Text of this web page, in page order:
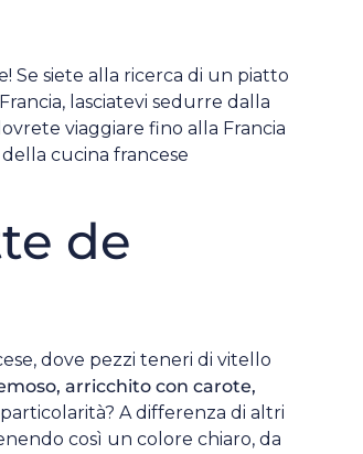
Se siete alla ricerca di un piatto
lasciatevi sedurre dalla
viaggiare fino alla Francia
cucina francese
de
dove pezzi teneri di vitello
arricchito con carote,
particolarità? A differenza di altri
così un colore chiaro, da